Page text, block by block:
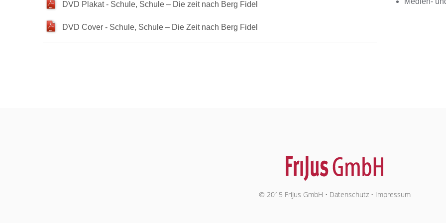
DVD Plakat - Schule, Schule – Die zeit nach Berg Fidel
DVD Cover - Schule, Schule – Die Zeit nach Berg Fidel
© 2015 FriJus GmbH • Datenschutz• Impressum